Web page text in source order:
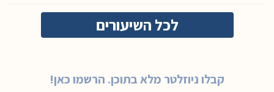
לכל השיעורים
קבלו ניוזלטר מלא בתוכן. הרשמו כאן!